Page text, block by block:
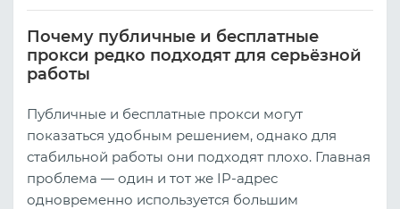
Почему публичные и бесплатные
прокси редко подходят для серьёзной
работы
Публичные и бесплатные прокси могут
показаться удобным решением, однако для
стабильной работы они подходят плохо. Главная
проблема — один и тот же IP-адрес
одновременно используется большим